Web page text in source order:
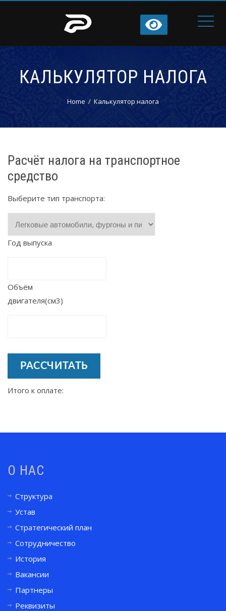
КАЛЬКУЛЯТОР НАЛОГА
Home Калькулятор налога
Расчёт налога на транспортное
средство
Выберите тип транспорта:
Год выпуска
Объём
двигателя(см3)
РАССЧИТАТЬ
Итого к оплате:
О НАС
Структура
Устав
Стратегический план
Сотрудничество
История
Вакансии
Партнеры
Реквизиты